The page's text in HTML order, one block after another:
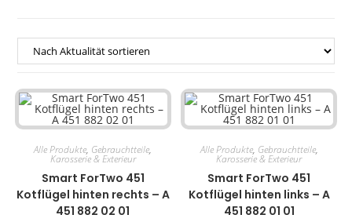
Alle Produkte, Gebrauchtteile,
Karosserie & Exterieur
Smart ForTwo 451
Kotflügel hinten rechts – A
451 882 02 01
Alle Produkte, Gebrauchtteile,
Karosserie & Exterieur
Smart ForTwo 451
Kotflügel hinten links – A
451 882 01 01